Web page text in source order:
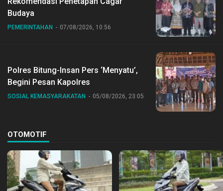
Budaya
PEMERINTAHAN 07/08/2026, 10:56
Polres Bitung-Insan Pers ‘Menyatu’,
Begini Pesan Kapolres
SOSIAL KEMASYARAKATAN 05/08/2026, 23:05
OTOMOTIF